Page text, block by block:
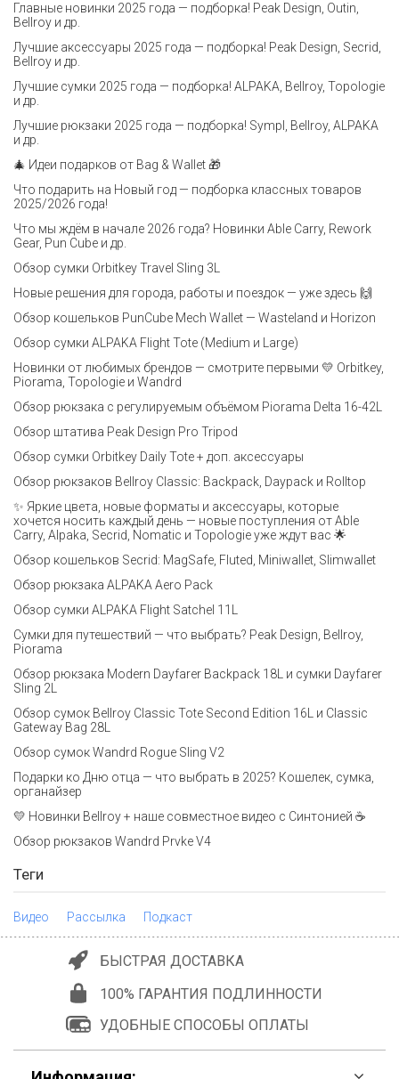
Главные новинки 2025 года — подборка! Peak Design, Outin,
Bellroy и др.
Лучшие аксессуары 2025 года — подборка! Peak Design, Secrid,
Bellroy и др.
Лучшие сумки 2025 года — подборка! ALPAKA, Bellroy, Topologie
и др.
Лучшие рюкзаки 2025 года — подборка! Sympl, Bellroy, ALPAKA
и др.
🎄 Идеи подарков от Bag & Wallet 🎁
Что подарить на Новый год — подборка классных товаров
2025/2026 года!
Что мы ждём в начале 2026 года? Новинки Able Carry, Rework
Gear, Pun Cube и др.
Обзор сумки Orbitkey Travel Sling 3L
Новые решения для города, работы и поездок — уже здесь 🙌
Обзор кошельков PunCube Mech Wallet — Wasteland и Horizon
Обзор сумки ALPAKA Flight Tote (Medium и Large)
Новинки от любимых брендов — смотрите первыми 💛 Orbitkey,
Piorama, Topologie и Wandrd
Обзор рюкзака с регулируемым объёмом Piorama Delta 16-42L
Обзор штатива Peak Design Pro Tripod
Обзор сумки Orbitkey Daily Tote + доп. аксессуары
Обзор рюкзаков Bellroy Classic: Backpack, Daypack и Rolltop
✨ Яркие цвета, новые форматы и аксессуары, которые
хочется носить каждый день — новые поступления от Able
Carry, Alpaka, Secrid, Nomatic и Topologie уже ждут вас 🌟
Обзор кошельков Secrid: MagSafe, Fluted, Miniwallet, Slimwallet
Обзор рюкзака ALPAKA Aero Pack
Обзор сумки ALPAKA Flight Satchel 11L
Сумки для путешествий — что выбрать? Peak Design, Bellroy,
Piorama
Обзор рюкзака Modern Dayfarer Backpack 18L и сумки Dayfarer
Sling 2L
Обзор сумок Bellroy Classic Tote Second Edition 16L и Classic
Gateway Bag 28L
Обзор сумок Wandrd Rogue Sling V2
Подарки ко Дню отца — что выбрать в 2025? Кошелек, сумка,
органайзер
💛 Новинки Bellroy + наше совместное видео с Синтонией ☕
Обзор рюкзаков Wandrd Prvke V4
Теги
Видео Рассылка Подкаст
БЫСТРАЯ ДОСТАВКА
100% ГАРАНТИЯ ПОДЛИННОСТИ
УДОБНЫЕ СПОСОБЫ ОПЛАТЫ